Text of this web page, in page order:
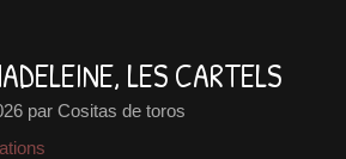
LES CARTELS
par Cositas de toros